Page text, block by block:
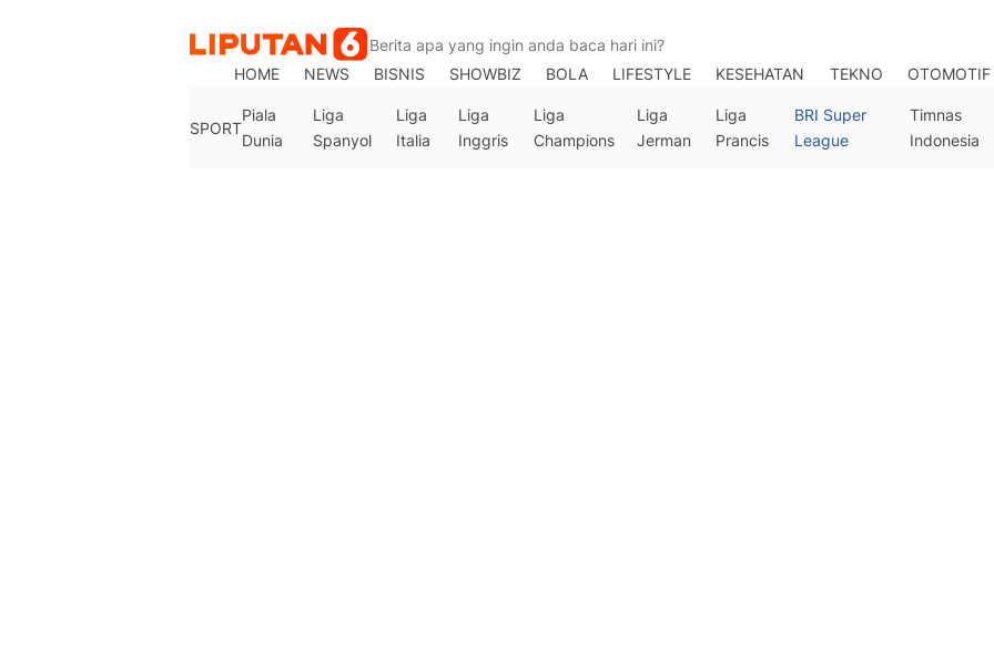
Pertandingan,
HOME
NEWS BISNIS SHOWBIZ BOLA LIFESTYLE KESEHATAN TEKNO OTOMOTIF
SPORT
Piala
Dunia
Liga
Spanyol
Liga
Italia
Liga
Inggris
Liga
Champions
Liga
Jerman
Liga
Prancis
BRI Super
League
Timnas
Indonesia